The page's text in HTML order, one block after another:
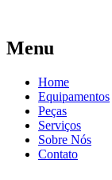
Menu
Home
Equipamentos
Peças
Serviços
Sobre Nós
Contato